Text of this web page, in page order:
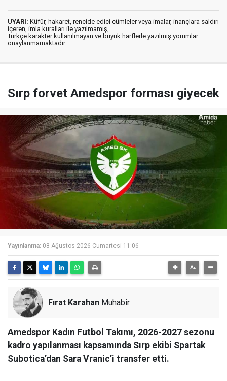
UYARI: Küfür, hakaret, rencide edici cümleler veya imalar, inançlara saldırı
içeren, imla kuralları ile yazılmamış,
Türkçe karakter kullanılmayan ve büyük harflerle yazılmış yorumlar
onaylanmamaktadır.
Sırp forvet Amedspor forması giyecek
Yayınlanma: 08 Ağustos 2026 Cumartesi 11:06
Fırat Karahan Muhabir
Amedspor Kadın Futbol Takımı, 2026-2027 sezonu
kadro yapılanması kapsamında Sırp ekibi Spartak
Subotica’dan Sara Vranic’i transfer etti.